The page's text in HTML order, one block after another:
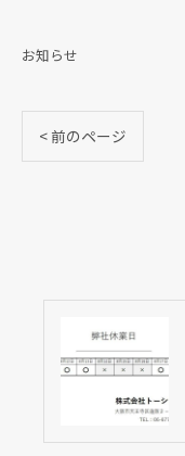
お知らせ
< 前のページ